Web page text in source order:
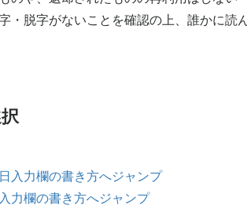
・脱字がないことを確認の上、誰かに読
入力欄の書き方へジャンプ
力欄の書き方へジャンプ